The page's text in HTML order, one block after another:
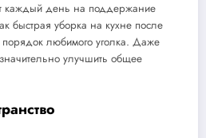
каждый день на поддержание
быстрая уборка на кухне после
любимого уголка. Даже
улучшить общее